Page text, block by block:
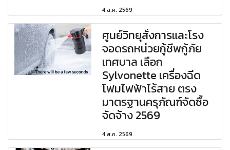
4 ส.ค. 2569
ศูนย์วิทยุสั่งการและโรง
จอดรถหน่วยกู้ชีพกู้ภัย
เทศบาล เลือก
Sylvonette เครื่องฉีด
โฟมไฟฟ้าไร้สาย ตรง
มาตรฐานครุภัณฑ์จัดซื้อ
จัดจ้าง 2569
4 ส.ค. 2569